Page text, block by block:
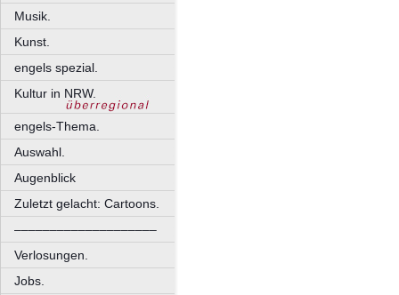
Musik.
Kunst.
engels spezial.
Kultur in NRW.
engels-Thema.
Auswahl.
Augenblick
Zuletzt gelacht: Cartoons.
––––––––––––––––––––
Verlosungen.
Jobs.